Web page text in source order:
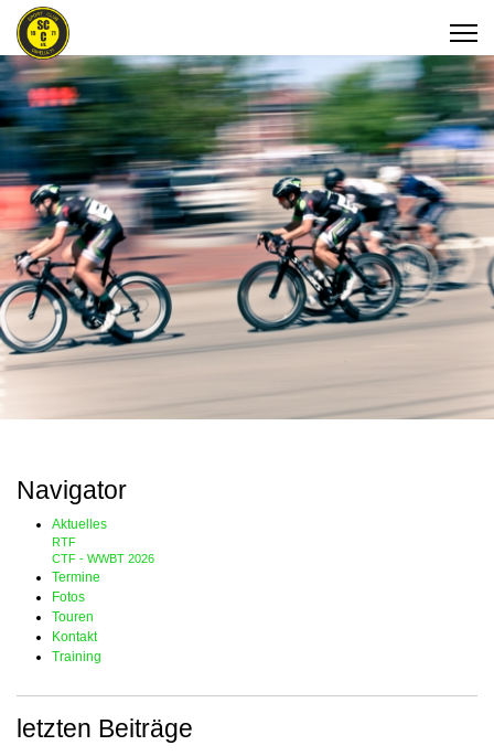
Navigator
Aktuelles
RTF
CTF - WWBT 2026
Termine
Fotos
Touren
Kontakt
Training
letzten Beiträge